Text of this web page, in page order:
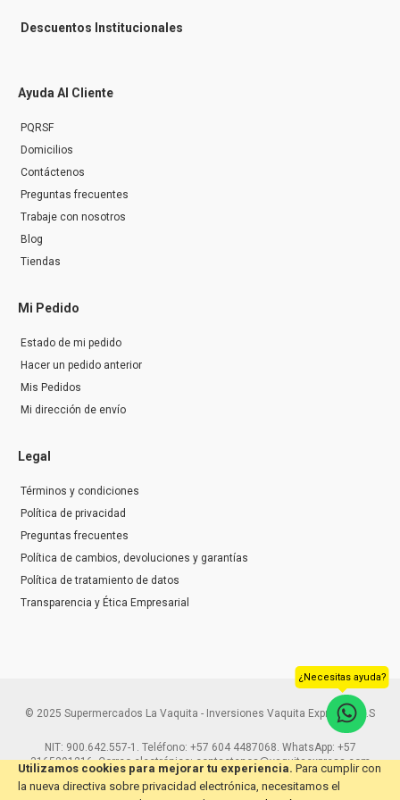
Utilizamos cookies para mejorar tu experiencia. Para cumplir con
la nueva directiva sobre privacidad electrónica, necesitamos el
Descuentos Institucionales
Ayuda Al Cliente
PQRSF
Domicilios
Contáctenos
Preguntas frecuentes
Trabaje con nosotros
Blog
Tiendas
Mi Pedido
Estado de mi pedido
Hacer un pedido anterior
Mis Pedidos
Mi dirección de envío
Legal
Términos y condiciones
Política de privacidad
Preguntas frecuentes
Política de cambios, devoluciones y garantías
Política de tratamiento de datos
Transparencia y Ética Empresarial
© 2025 Supermercados La Vaquita - Inversiones Vaquita Express S.A.S
NIT: 900.642.557-1. Teléfono: +57 604 4487068. WhatsApp: +57
3165291216. Correo electrónico: contactenos@vaquitaexpress.com
¿Necesitas ayuda?